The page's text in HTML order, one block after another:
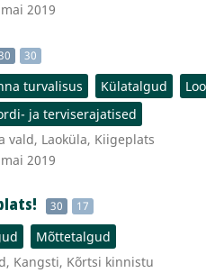
2019
30
turvalisus Külatalgud
ja terviserajatised
vald, Laoküla, Kiigeplats
2019
30 17
Mõttetalgud
Kangsti, Kõrtsi kinnistu